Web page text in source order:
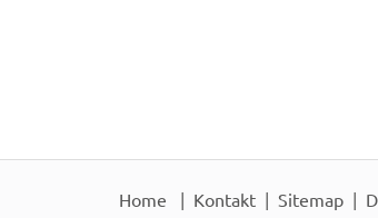
Home Kontakt Sitemap